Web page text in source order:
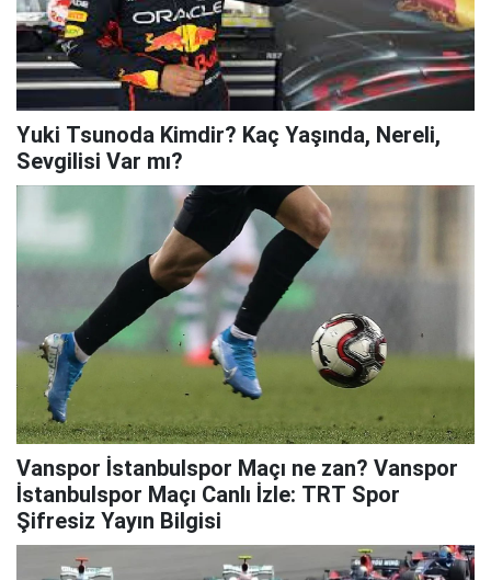
Yuki Tsunoda Kimdir? Kaç Yaşında, Nereli,
Sevgilisi Var mı?
Vanspor İstanbulspor Maçı ne zan? Vanspor
İstanbulspor Maçı Canlı İzle: TRT Spor
Şifresiz Yayın Bilgisi